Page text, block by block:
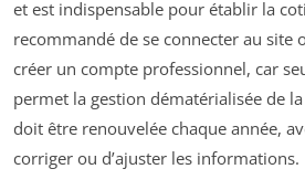
et est indispensable pour établir la
recommandé de se connecter au site
créer un compte professionnel, car
permet la gestion dématérialisée de la
doit être renouvelée chaque année,
corriger ou d’ajuster les informations.